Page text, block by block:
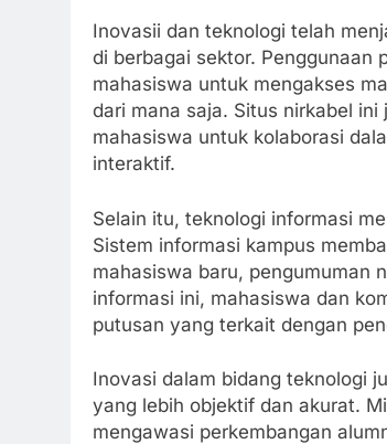
Inovasii dan teknologi telah
di berbagai sektor. Penggunaan
mahasiswa untuk mengakses
dari mana saja. Situs nirkabel
mahasiswa untuk kolaborasi
interaktif.
Selain itu, teknologi informasi
Sistem informasi kampus
mahasiswa baru, pengumuman
informasi ini, mahasiswa dan
putusan yang terkait dengan
Inovasi dalam bidang teknologi
yang lebih objektif dan akurat.
mengawasi perkembangan